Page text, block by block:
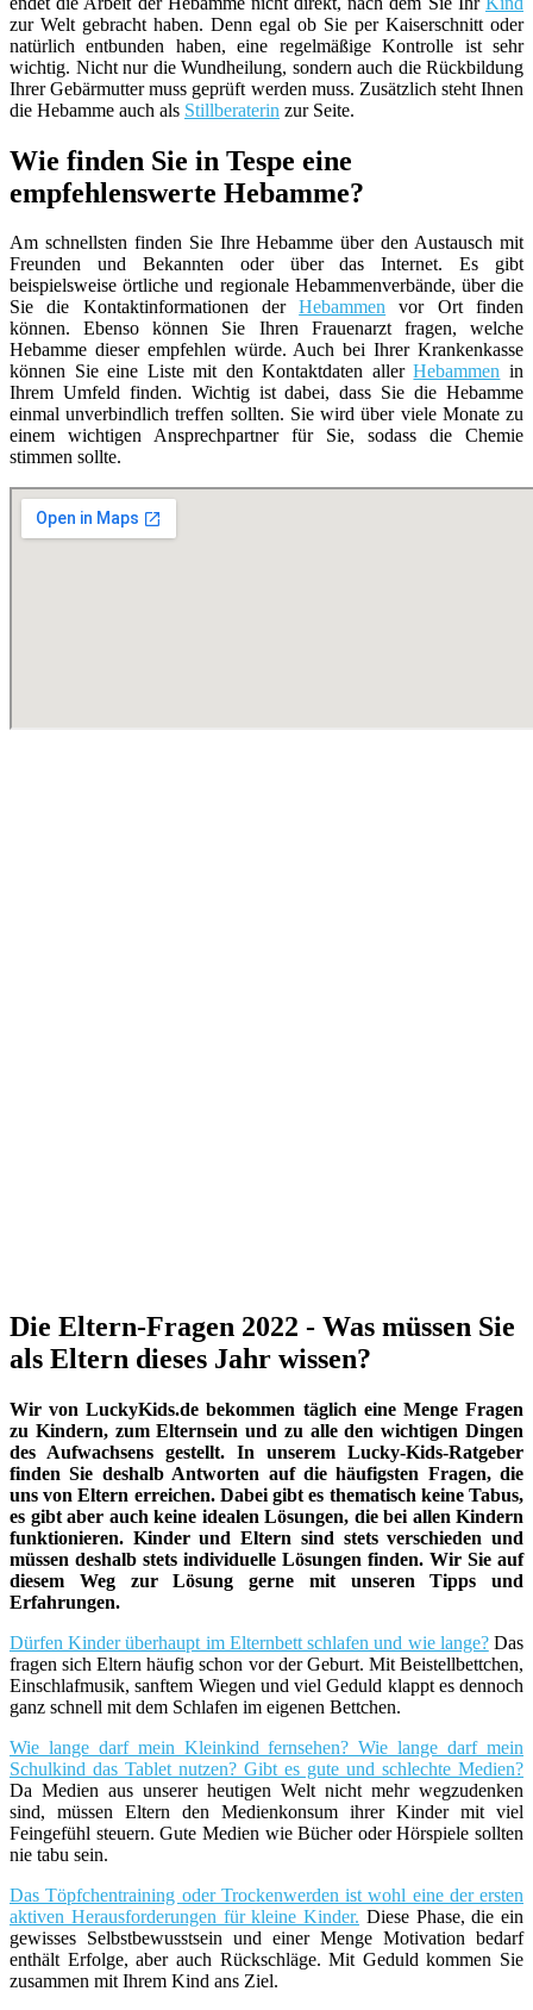
zur Welt gebracht haben. Denn egal ob Sie per Kaiserschnitt oder
natürlich entbunden haben, eine regelmäßige Kontrolle ist sehr
wichtig. Nicht nur die Wundheilung, sondern auch die Rückbildung
Ihrer Gebärmutter muss geprüft werden muss. Zusätzlich steht Ihnen
die Hebamme auch als Stillberaterin zur Seite.
Wie finden Sie in Tespe eine
empfehlenswerte Hebamme?
Am schnellsten finden Sie Ihre Hebamme über den Austausch mit
Freunden und Bekannten oder über das Internet. Es gibt
beispielsweise örtliche und regionale Hebammenverbände, über die
Sie die Kontaktinformationen derHebammen vor Ort finden
können. Ebenso können Sie Ihren Frauenarzt fragen, welche
Hebamme dieser empfehlen würde. Auch bei Ihrer Krankenkasse
können Sie eine Liste mit den Kontaktdaten allerHebammen in
Ihrem Umfeld finden. Wichtig ist dabei, dass Sie die Hebamme
einmal unverbindlich treffen sollten. Sie wird über viele Monate zu
einem wichtigen Ansprechpartner für Sie, sodass die Chemie
stimmen sollte.
Die Eltern-Fragen 2022 - Was müssen Sie
als Eltern dieses Jahr wissen?
Wir von LuckyKids.de bekommen täglich eine Menge Fragen
zu Kindern, zum Elternsein und zu alle den wichtigen Dingen
des Aufwachsens gestellt. In unserem Lucky-Kids-Ratgeber
finden Sie deshalb Antworten auf die häufigsten Fragen, die
uns von Eltern erreichen. Dabei gibt es thematisch keine Tabus,
es gibt aber auch keine idealen Lösungen, die bei allen Kindern
funktionieren. Kinder und Eltern sind stets verschieden und
müssen deshalb stets individuelle Lösungen finden. Wir Sie auf
diesem Weg zur Lösung gerne mit unseren Tipps und
Erfahrungen.
Dürfen Kinder überhaupt im Elternbett schlafen und wie lange?Das
fragen sich Eltern häufig schon vor der Geburt. Mit Beistellbettchen,
Einschlafmusik, sanftem Wiegen und viel Geduld klappt es dennoch
ganz schnell mit dem Schlafen im eigenen Bettchen.
Wie lange darf mein Kleinkind fernsehen? Wie lange darf mein
Schulkind das Tablet nutzen? Gibt es gute und schlechte Medien?
Da Medien aus unserer heutigen Welt nicht mehr wegzudenken
sind, müssen Eltern den Medienkonsum ihrer Kinder mit viel
Feingefühl steuern. Gute Medien wie Bücher oder Hörspiele sollten
nie tabu sein.
Das Töpfchentraining oder Trockenwerden ist wohl eine der ersten
aktiven Herausforderungen für kleine Kinder. Diese Phase, die ein
gewisses Selbstbewusstsein und einer Menge Motivation bedarf
enthält Erfolge, aber auch Rückschläge. Mit Geduld kommen Sie
zusammen mit Ihrem Kind ans Ziel.